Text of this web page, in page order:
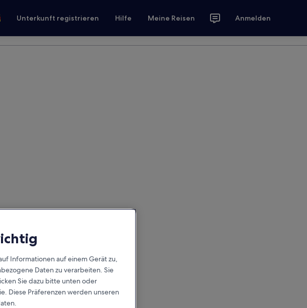
Unterkunft registrieren Hilfe Meine Reisen Anmelden
Informationen auf einem Gerät zu,
Daten zu verarbeiten. Sie
Sie dazu bitte unten oder
Diese Präferenzen werden unseren